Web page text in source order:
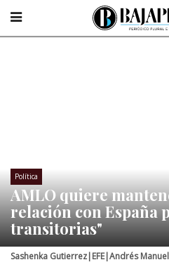
Política
AMLO quiere
relación con España
transitorias"
Sashenka Gutierrez|EFE|Andrés